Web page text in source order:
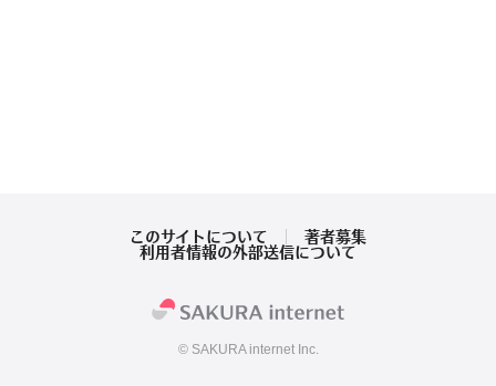
このサイトについて
著者募集
利用者情報の外部送信について
© SAKURA internet Inc.